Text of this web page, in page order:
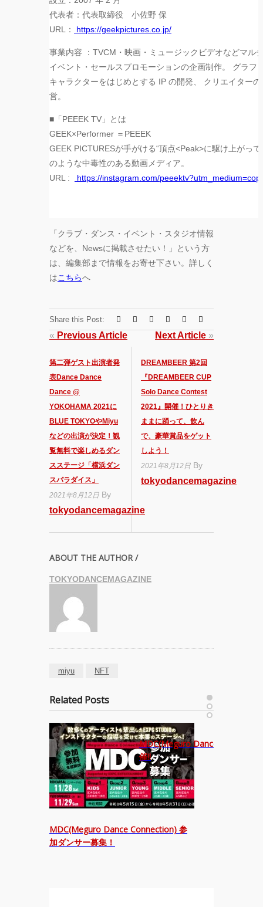
代表者：代表取締役 小佐野 保
URL：
https://geekpictures.co.jp/
事業内容 ：TVCM・映画・ ミュージックビデオなどマル
イベント・セールスプロモーションの企画制作。 グラ
キャラクターをはじめとする IP の開発、 クリエイター
営。
■「PEEEK TV」とは
GEEK×Performer ＝PEEEK
GEEK PICTURESが手がける“頂点<Peak>に駆け上がっ
のような中毒性のある動画メディア。
URL :
https://instagram.com/peeektv?
「クラブ・ダンス・イベント・スタジオ情報
などを、Newsに掲載させたい！」という方
は、編集部まで情報をお寄せ下さい。詳しく
はこちらへ
Share this Post:
« Previous Article
第二弾ゲスト出演者発
表Dance Dance
Dance @
YOKOHAMA 2021に
BLUE TOKYOやMiyu
などの出演が決定！観
覧無料で楽しめるダン
スステージ「横浜ダン
スパラダイス」
2021年8月12日 By
tokyodancemagazine
Next Article »
DREAMBEER 第2回
『DREAMBEER CUP
Solo Dance Contest
2021』開催！ひとりき
ままに踊って、飲ん
で、豪華賞品をゲット
しよう！
2021年8月12日 By
tokyodancemagazine
ABOUT THE AUTHOR /
TOKYODANCEMAGAZINE
miyu NFT
Related Posts
MDC(Meguro Dance Connection) 参
加ダンサー募集！
MDC(Meguro Dance
催!!